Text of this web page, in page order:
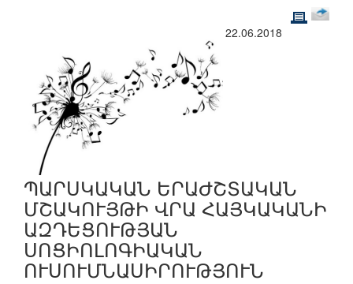
22.06.2018
ՊԱՐՍԿԱԿԱՆ ԵՐԱԺՇՏԱԿԱՆ
ՄՇԱԿՈՒՅԹԻ ՎՐԱ ՀԱՅԿԱԿԱՆԻ
ԱԶԴԵՑՈՒԹՅԱՆ
ՍՈՑԻՈԼՈԳԻԱԿԱՆ
ՈՒՍՈՒՄՆԱՍԻՐՈՒԹՅՈՒՆ